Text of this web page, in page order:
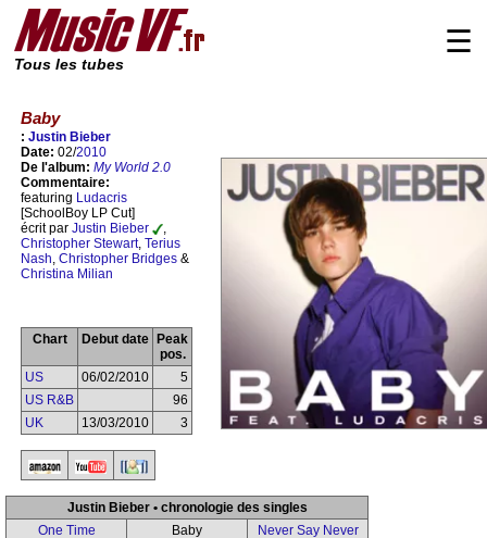
Tous les tubes
☰
Baby
: Justin Bieber
Date: 02/2010
De l'album: My World 2.0
Commentaire:
featuring Ludacris
[SchoolBoy LP Cut]
écrit par Justin Bieber
,
Christopher Stewart, Terius
Nash, Christopher Bridges &
Christina Milian
Chart Debut date
Peak
pos.
US
06/02/2010
5
US R&B
96
UK
13/03/2010 3
Justin Bieber • chronologie des singles
One Time
Baby
Never Say Never